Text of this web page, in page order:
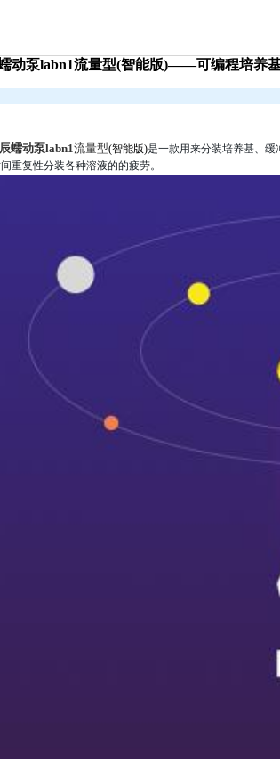
动泵​labn1流量型(智能版)——可编程培养
蠕动泵labn1流量型(智能版)是一款用来分装培养基、缓
重复性分装各种溶液的的疲劳。